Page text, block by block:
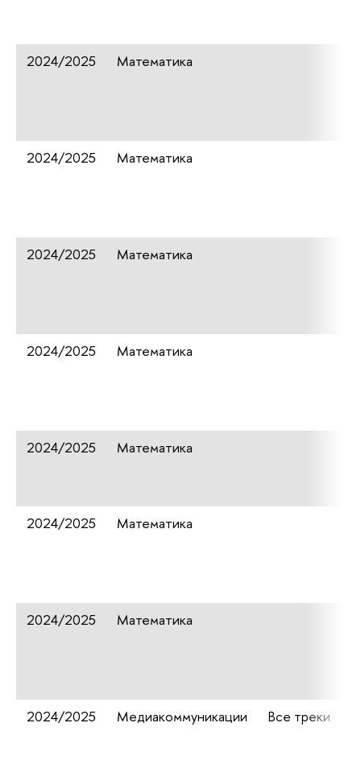
2024/2025 Математика
2024/2025 Математика
2024/2025 Математика
2024/2025 Математика
2024/2025 Математика
2024/2025 Математика
2024/2025 Математика
2024/2025 Медиакоммуникации Все треки